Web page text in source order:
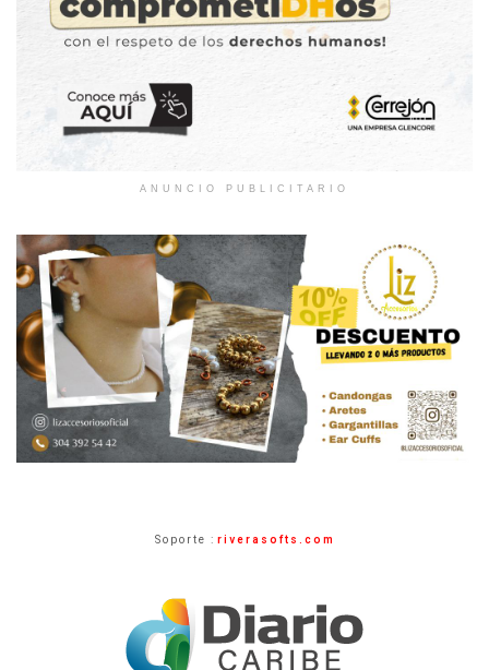
ANUNCIO PUBLICITARIO
Soporte : riverasofts.com